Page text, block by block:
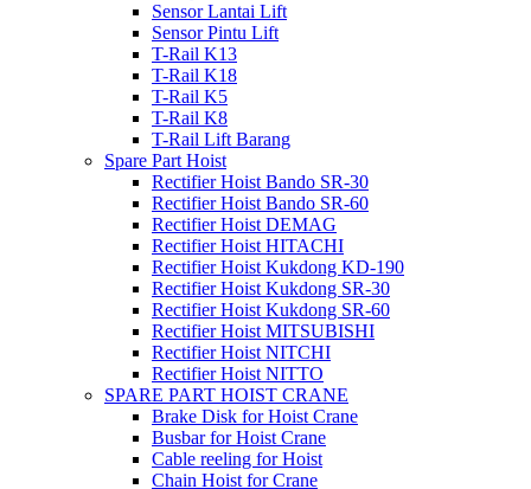
Sensor Lantai Lift
Sensor Pintu Lift
T-Rail K13
T-Rail K18
T-Rail K5
T-Rail K8
T-Rail Lift Barang
Spare Part Hoist
Rectifier Hoist Bando SR-30
Rectifier Hoist Bando SR-60
Rectifier Hoist DEMAG
Rectifier Hoist HITACHI
Rectifier Hoist Kukdong KD-190
Rectifier Hoist Kukdong SR-30
Rectifier Hoist Kukdong SR-60
Rectifier Hoist MITSUBISHI
Rectifier Hoist NITCHI
Rectifier Hoist NITTO
SPARE PART HOIST CRANE
Brake Disk for Hoist Crane
Busbar for Hoist Crane
Cable reeling for Hoist
Chain Hoist for Crane